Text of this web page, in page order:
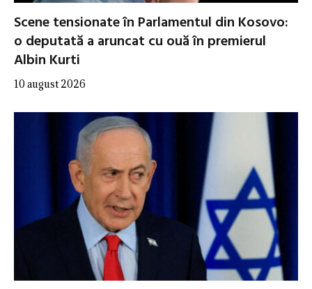
Scene tensionate în Parlamentul din Kosovo:
o deputată a aruncat cu ouă în premierul
Albin Kurti
10 august 2026